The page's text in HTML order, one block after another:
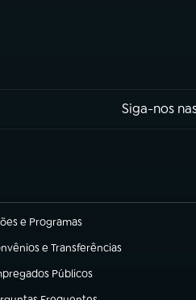
Siga-nos
e Programas
em nova aba)
e Transferências
em nova aba)
Públicos
em nova aba)